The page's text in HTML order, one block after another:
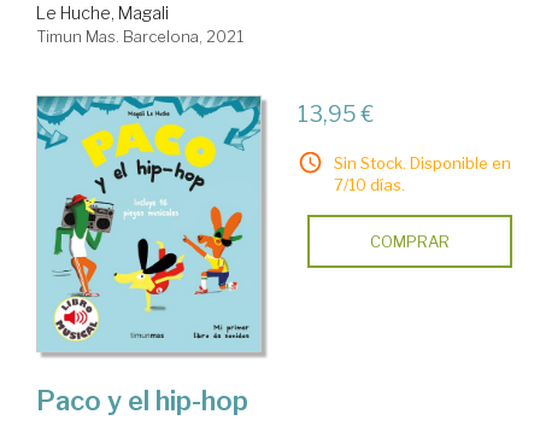
Le Huche, Magali
Timun Mas. Barcelona, 2021
13,95 €
Sin Stock. Disponible en
7/10 días.
COMPRAR
Paco y el hip-hop